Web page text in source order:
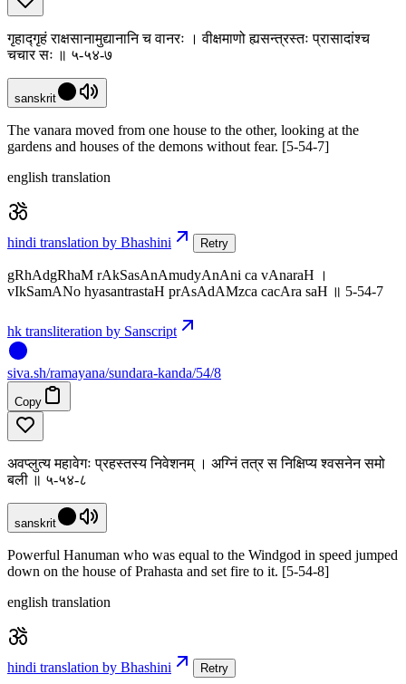
गृहाद्गृहं राक्षसानामुद्यानानि च वानरः । वीक्षमाणो ह्यसन्त्रस्तः प्रासादांश्च
चचार सः ॥ ५-५४-७
sanskrit
The vanara moved from one house to the other, looking at the
gardens and houses of the demons without fear. [5-54-7]
english translation
hindi translation by Bhashini Retry
gRhAdgRhaM rAkSasAnAmudyAnAni ca vAnaraH ।
vIkSamANo hyasantrastaH prAsAdAMzca cacAra saH ॥ 5-54-7
hk transliteration by Sanscript
siva.sh/ramayana/sundara-kanda/54/8
Copy
अवप्लुत्य महावेगः प्रहस्तस्य निवेशनम् । अग्निं तत्र स निक्षिप्य श्वसनेन समो
बली ॥ ५-५४-८
sanskrit
Powerful Hanuman who was equal to the Windgod in speed jumped
down on the house of Prahasta and set fire to it. [5-54-8]
english translation
hindi translation by Bhashini Retry